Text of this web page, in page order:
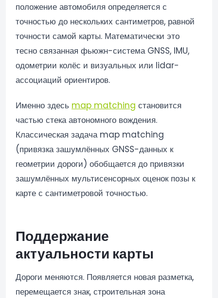
положение автомобиля определяется с
точностью до нескольких сантиметров, равной
точности самой карты. Математически это
тесно связанная фьюжн-система GNSS, IMU,
одометрии колёс и визуальных или lidar-
ассоциаций ориентиров.
Именно здесь map matching становится
частью стека автономного вождения.
Классическая задача map matching
(привязка зашумлённых GNSS-данных к
геометрии дороги) обобщается до привязки
зашумлённых мультисенсорных оценок позы к
карте с сантиметровой точностью.
Поддержание
актуальности карты
Дороги меняются. Появляется новая разметка,
перемещается знак, строительная зона